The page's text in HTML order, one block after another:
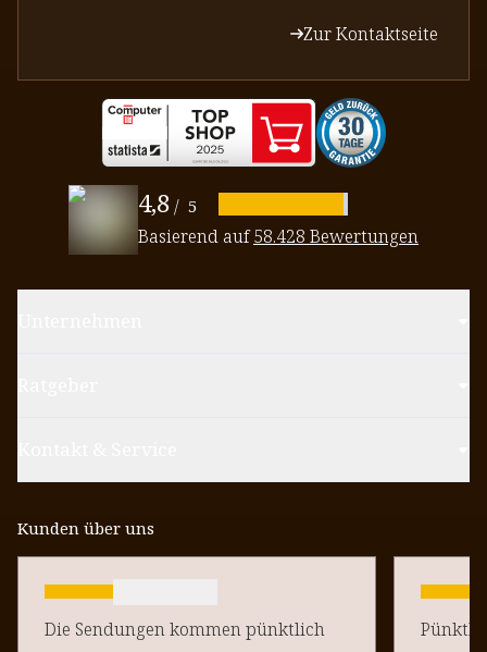
Zur Kontaktseite
4,8/ 5
Basierend auf58.428 Bewertungen
Kunden über uns
Die Sendungen kommen pünktlich
Pünktlich